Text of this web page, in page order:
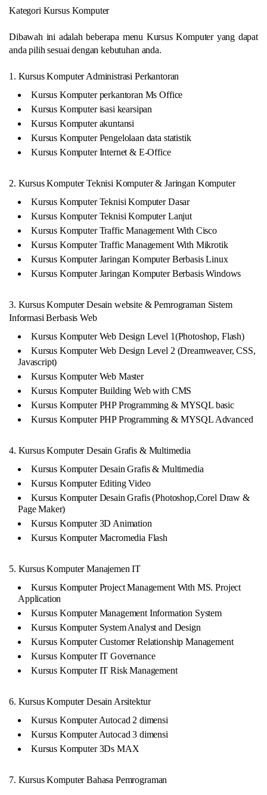
Kategori Kursus Komputer
Dibawah ini adalah beberapa menu Kursus Komputer yang dapat
anda pilih sesuai dengan kebutuhan anda.
1. Kursus Komputer Administrasi Perkantoran
Kursus Komputer perkantoran Ms Office
Kursus Komputer isasi kearsipan
Kursus Komputer akuntansi
Kursus Komputer Pengelolaan data statistik
Kursus Komputer Internet & E-Office
2. Kursus Komputer Teknisi Komputer & Jaringan Komputer
Kursus Komputer Teknisi Komputer Dasar
Kursus Komputer Teknisi Komputer Lanjut
Kursus Komputer Traffic Management With Cisco
Kursus Komputer Traffic Management With Mikrotik
Kursus Komputer Jaringan Komputer Berbasis Linux
Kursus Komputer Jaringan Komputer Berbasis Windows
3. Kursus Komputer Desain website & Pemrograman Sistem
Informasi Berbasis Web
Kursus Komputer Web Design Level 1(Photoshop, Flash)
Kursus Komputer Web Design Level 2 (Dreamweaver, CSS,
Javascript)
Kursus Komputer Web Master
Kursus Komputer Building Web with CMS
Kursus Komputer PHP Programming & MYSQL basic
Kursus Komputer PHP Programming & MYSQL Advanced
4. Kursus Komputer Desain Grafis & Multimedia
Kursus Komputer Desain Grafis & Multimedia
Kursus Komputer Editing Video
Kursus Komputer Desain Grafis (Photoshop,Corel Draw &
Page Maker)
Kursus Komputer 3D Animation
Kursus Komputer Macromedia Flash
5. Kursus Komputer Manajemen IT
Kursus Komputer Project Management With MS. Project
Application
Kursus Komputer Management Information System
Kursus Komputer System Analyst and Design
Kursus Komputer Customer Relationship Management
Kursus Komputer IT Governance
Kursus Komputer IT Risk Management
6. Kursus Komputer Desain Arsitektur
Kursus Komputer Autocad 2 dimensi
Kursus Komputer Autocad 3 dimensi
Kursus Komputer 3Ds MAX
7. Kursus Komputer Bahasa Pemrograman